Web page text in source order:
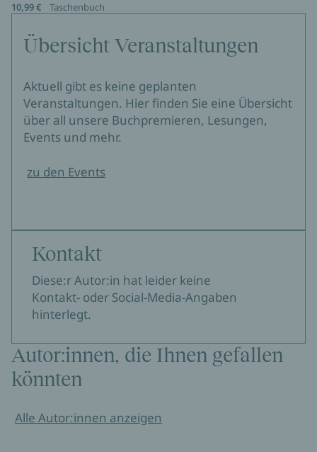
10,99 € Taschenbuch
Übersicht Veranstaltungen
Aktuell gibt es keine geplanten
Veranstaltungen. Hier finden Sie eine Übersicht
über all unsere Buchpremieren, Lesungen,
Events und mehr.
zu den Events
Kontakt
Diese:r Autor:in hat leider keine
Kontakt- oder Social-Media-Angaben
hinterlegt.
Autor:innen, die Ihnen gefallen
könnten
Alle Autor:innen anzeigen